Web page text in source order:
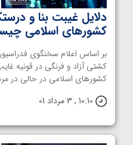
دلایل غیبت بنا و
کشورهای اسلامی
بر اساس اعلام سخنگوی
کشتی آزاد و فرنگی در قونیه
کشورهای اسلامی در حالی در
10:10 , 3 مرداد 01